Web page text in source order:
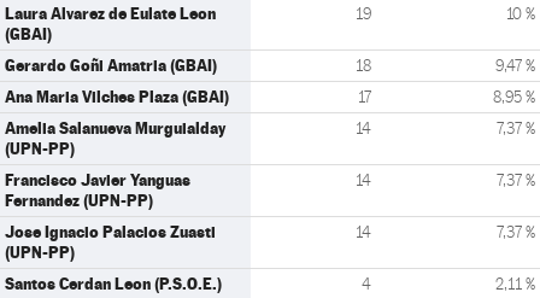
Laura Alvarez de Eulate Leon
(GBAI)
19 10 %
Gerardo Goñi Amatria (GBAI) 18 9,47 %
Ana Maria Vilches Plaza (GBAI) 17 8,95 %
Amelia Salanueva Murguialday
(UPN-PP)
14 7,37 %
Francisco Javier Yanguas
Fernandez (UPN-PP)
14 7,37 %
Jose Ignacio Palacios Zuasti
(UPN-PP)
14 7,37 %
Santos Cerdan Leon (P.S.O.E.) 4 2,11 %